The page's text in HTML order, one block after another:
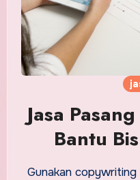
Jasa
Bantu
Gunakan